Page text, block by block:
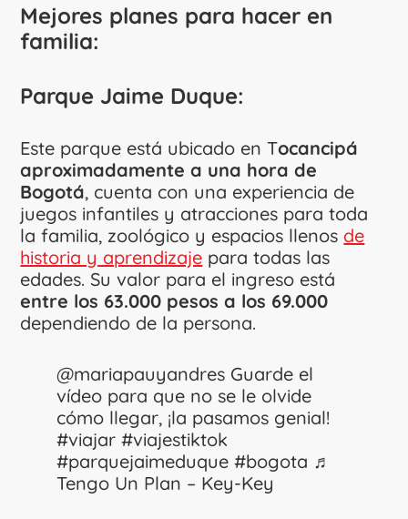
Mejores planes para hacer en
familia:
Parque Jaime Duque:
Este parque está ubicado en Tocancipá
aproximadamente a una hora de
Bogotá, cuenta con una experiencia de
juegos infantiles y atracciones para toda
la familia, zoológico y espacios llenos de
historia y aprendizaje para todas las
edades. Su valor para el ingreso está
entre los 63.000 pesos a los 69.000
dependiendo de la persona.
@mariapauyandres Guarde el
vídeo para que no se le olvide
cómo llegar, ¡la pasamos genial!
#viajar #viajestiktok
#parquejaimeduque #bogota ♬
Tengo Un Plan – Key-Key